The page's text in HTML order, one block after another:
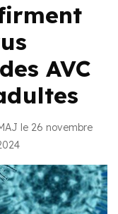
AVC
le 26 novembre